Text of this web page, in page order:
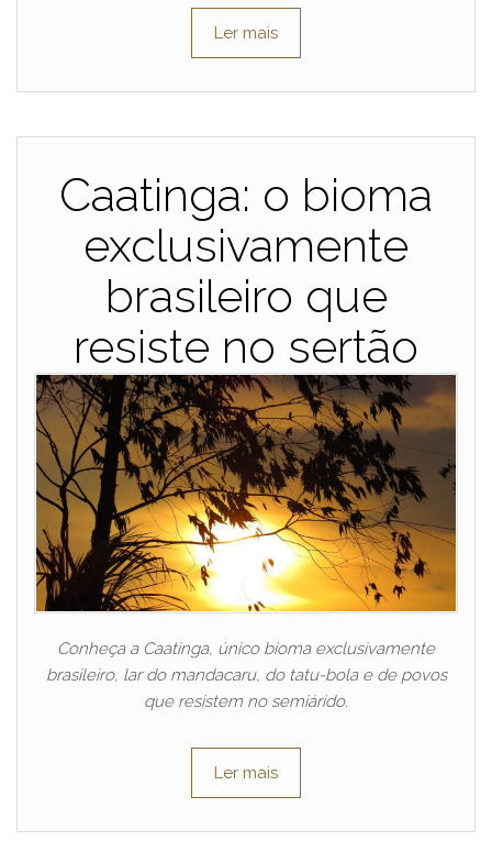
Ler mais
Caatinga: o bioma
exclusivamente
brasileiro que
resiste no sertão
Conheça a Caatinga, único bioma exclusivamente
brasileiro, lar do mandacaru, do tatu-bola e de povos
que resistem no semiárido.
Ler mais